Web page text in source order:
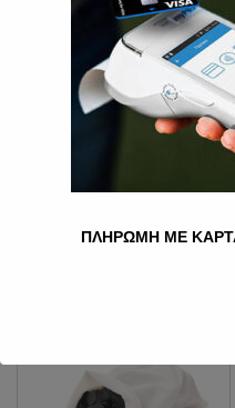
EXTRA
Προσθήκη στο
ΠΛΗΡΩΜΗ ΜΕ